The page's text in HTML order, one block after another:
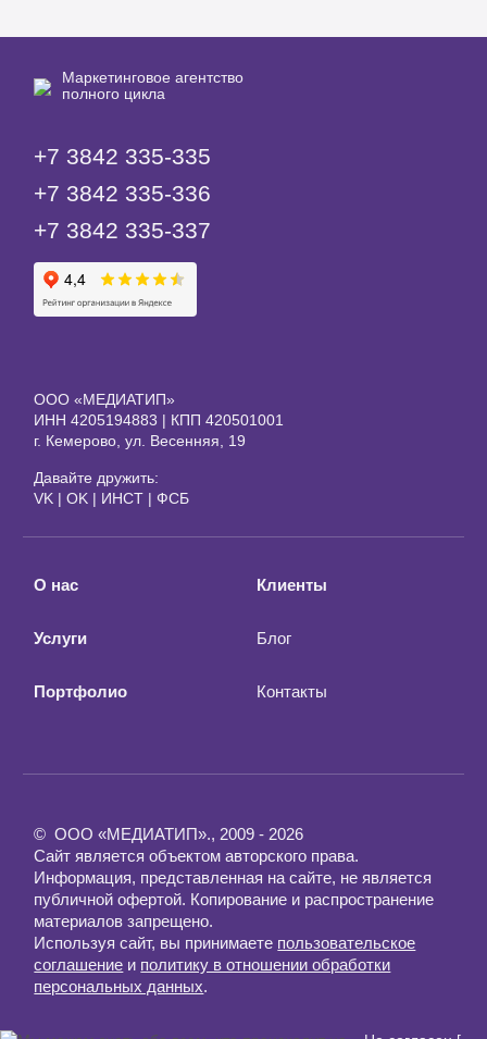
Маркетинговое агентство
полного цикла
+7 3842 335‑335
+7 3842 335‑336
+7 3842 335‑337
ООО «МЕДИАТИП»
ИНН 4205194883 | КПП 420501001
г. Кемерово, ул. Весенняя, 19
Давайте дружить:
VK |OK | ИНСТ |ФСБ
О нас
Услуги
Портфолио
Клиенты
Блог
Контакты
© ООО «МЕДИАТИП»., 2009 - 2026
Сайт является объектом авторского права.
Информация, представленная на сайте, не является
публичной офертой. Копирование и распространение
материалов запрещено.
Используя сайт, вы принимаете пользовательское
соглашение и политику в отношении обработки
персональных данных.